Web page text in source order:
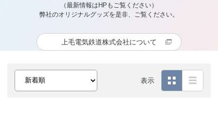
（最新情報はHPもご覧ください）
弊社のオリジナルグッズを是非、ご覧ください。
上毛電気鉄道株式会社について
表示